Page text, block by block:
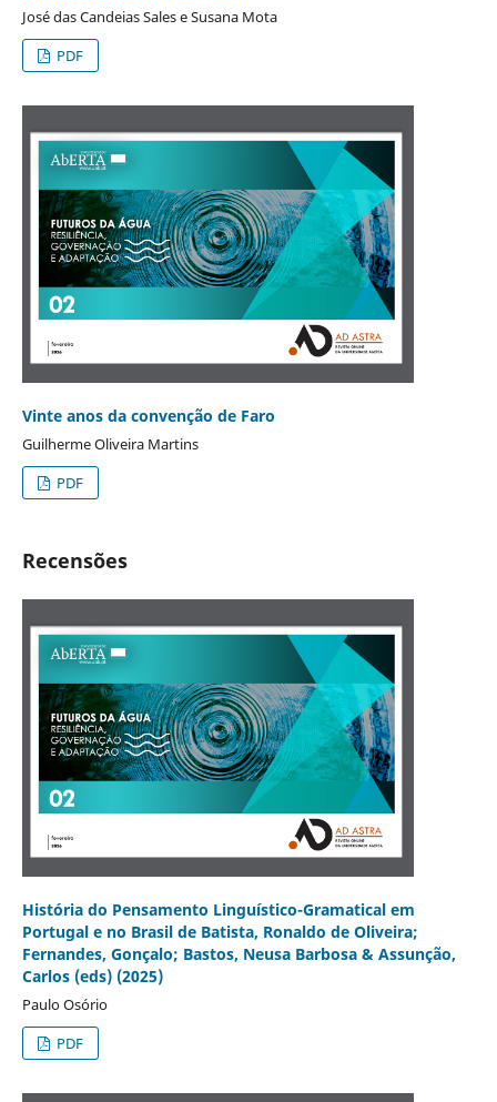
José das Candeias Sales e Susana Mota
PDF
Vinte anos da convenção de Faro
Guilherme Oliveira Martins
PDF
Recensões
História do Pensamento Linguístico-Gramatical em
Portugal e no Brasil de Batista, Ronaldo de Oliveira;
Fernandes, Gonçalo; Bastos, Neusa Barbosa & Assunção,
Carlos (eds) (2025)
Paulo Osório
PDF